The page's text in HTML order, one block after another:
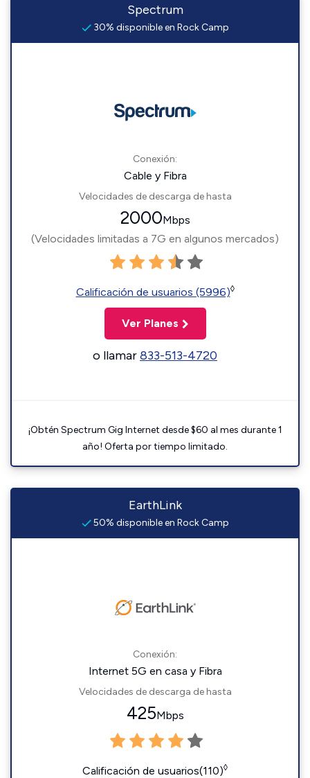
Spectrum
30% disponible en Rock Camp
Conexión:
Cable y Fibra
Velocidades de descarga de hasta
2000Mbps
(Velocidades limitadas a 7G en algunos mercados)
Calificación de usuarios (5996)◊
Ver Planes
o llamar833-513-4720
¡Obtén Spectrum Gig Internet desde $60 al mes durante 1
año! Oferta por tiempo limitado.
EarthLink
50% disponible en Rock Camp
Conexión:
Internet 5G en casa y Fibra
Velocidades de descarga de hasta
425Mbps
Calificación de usuarios(110)◊